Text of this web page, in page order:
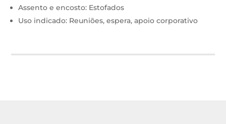
Assento e encosto: Estofados
Uso indicado: Reuniões, espera, apoio corporativo